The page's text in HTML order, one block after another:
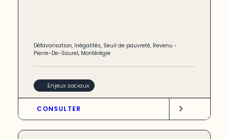
Défavorisation, Inégalités, Seuil de pauvreté, Revenu -
Pierre-De-Saurel, Montérégie
Enjeux sociaux
CONSULTER